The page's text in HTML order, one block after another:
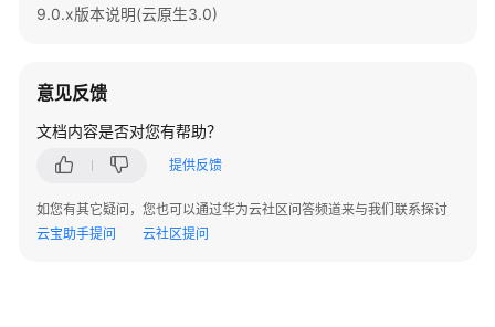
说
入
门
9.0.x版本说明(云原生3.0)
意见反馈
文档内容是否对您有帮助？
提供反馈
如您有其它疑问，您也可以通过华为云社区问答频道来与我们联系探讨
云宝助手提问
云社区提问